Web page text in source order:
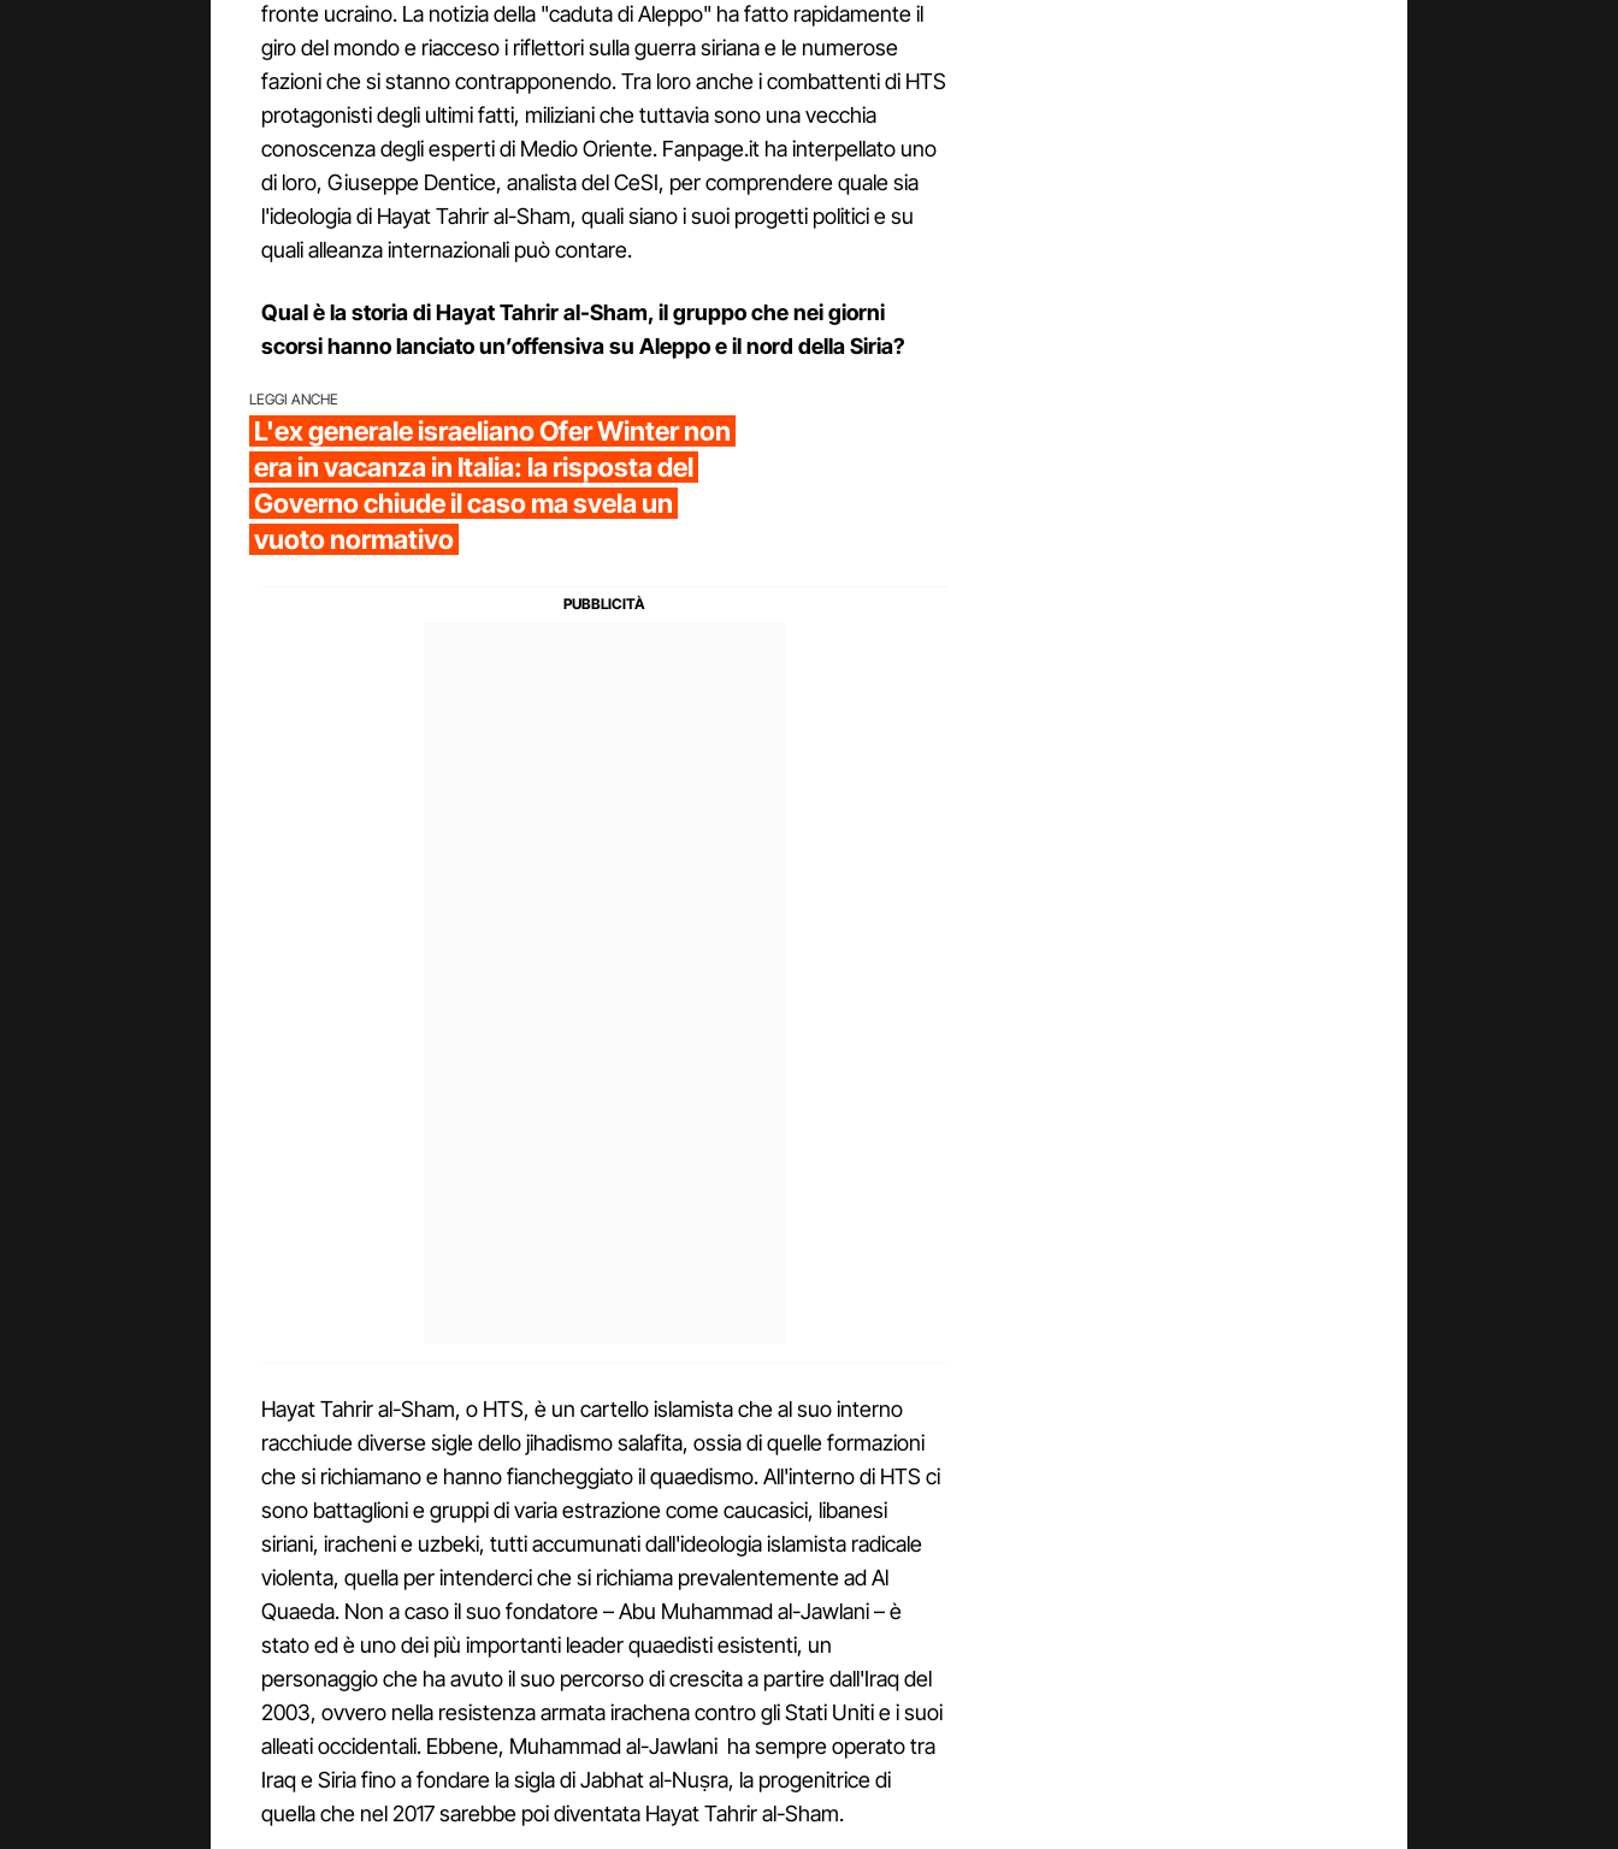
fronte ucraino. La notizia della "caduta di Aleppo" ha fatto rapidamente il
giro del mondo e riacceso i riflettori sulla guerra siriana e le numerose
fazioni che si stanno contrapponendo. Tra loro anche i combattenti di HTS
protagonisti degli ultimi fatti, miliziani che tuttavia sono una vecchia
conoscenza degli esperti di Medio Oriente. Fanpage.it ha interpellato uno
di loro, Giuseppe Dentice, analista del CeSI, per comprendere quale sia
l'ideologia di Hayat Tahrir al-Sham, quali siano i suoi progetti politici e su
quali alleanza internazionali può contare.
Qual è la storia di Hayat Tahrir al-Sham, il gruppo che nei giorni
scorsi hanno lanciato un’offensiva su Aleppo e il nord della Siria?
LEGGI ANCHE
L'ex generale israeliano Ofer Winter non
era in vacanza in Italia: la risposta del
Governo chiude il caso ma svela un
vuoto normativo
Hayat Tahrir al-Sham, o HTS, è un cartello islamista che al suo interno
racchiude diverse sigle dello jihadismo salafita, ossia di quelle formazioni
che si richiamano e hanno fiancheggiato il quaedismo. All'interno di HTS ci
sono battaglioni e gruppi di varia estrazione come caucasici, libanesi
siriani, iracheni e uzbeki, tutti accumunati dall'ideologia islamista radicale
violenta, quella per intenderci che si richiama prevalentemente ad Al
Quaeda. Non a caso il suo fondatore – Abu Muhammad al-Jawlani – è
stato ed è uno dei più importanti leader quaedisti esistenti, un
personaggio che ha avuto il suo percorso di crescita a partire dall'Iraq del
2003, ovvero nella resistenza armata irachena contro gli Stati Uniti e i suoi
alleati occidentali. Ebbene, Muhammad al-Jawlani ha sempre operato tra
Iraq e Siria fino a fondare la sigla di Jabhat al-Nuṣra, la progenitrice di
quella che nel 2017 sarebbe poi diventata Hayat Tahrir al-Sham.